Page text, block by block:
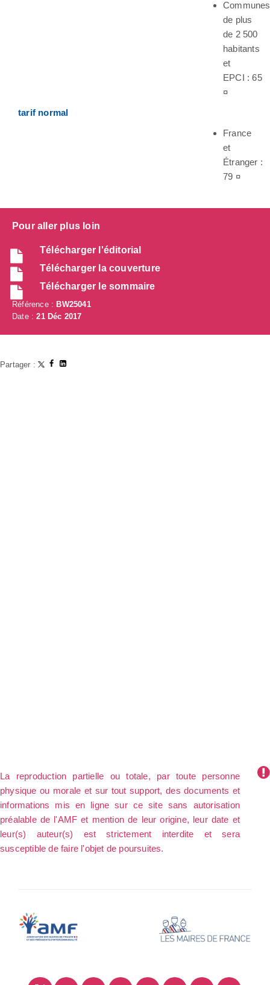
Communes
de plus
de 2 500
habitants
et
EPCI : 65
¤
tarif normal
France
et
Étranger :
79 ¤
Pour aller plus loin
Télécharger l'éditorial
Télécharger la couverture
Télécharger le sommaire
Référence :BW25041
Date :21 Déc 2017
Partager :
La reproduction partielle ou totale, par toute personne
physique ou morale et sur tout support, des documents et
informations mis en ligne sur ce site sans autorisation
préalable de l'AMF et mention de leur origine, leur date et
leur(s) auteur(s) est strictement interdite et sera
susceptible de faire l'objet de poursuites.